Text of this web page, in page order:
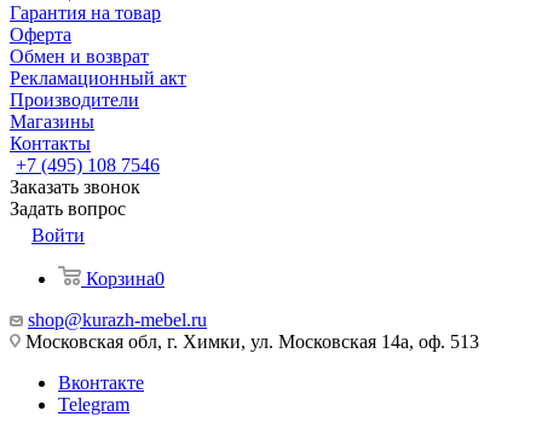
Гарантия на товар
Оферта
Обмен и возврат
Рекламационный акт
Производители
Магазины
Контакты
+7 (495) 108 7546
Заказать звонок
Задать вопрос
Войти
Корзина0
shop@kurazh-mebel.ru
Московская обл, г. Химки, ул. Московская 14а, оф. 513
Вконтакте
Telegram